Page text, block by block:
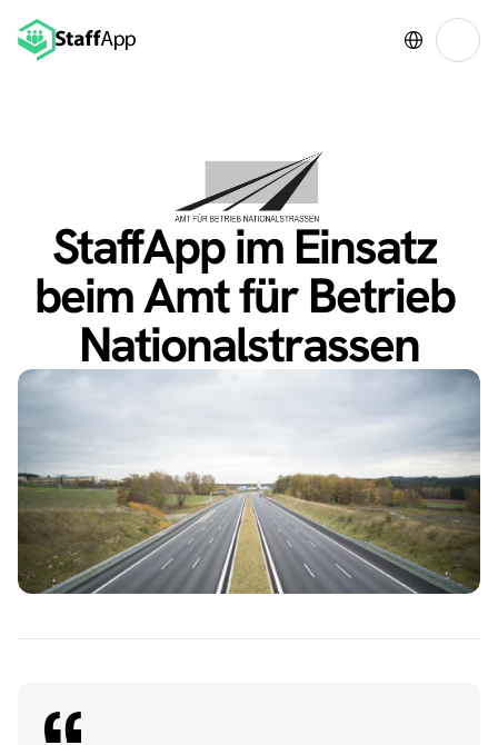
Select Language
StaffApp im Einsatz
beim Amt für Betrieb
Nationalstrassen